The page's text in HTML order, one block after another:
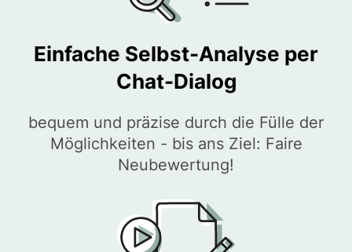
Einfache Selbst-Analyse per
Chat-Dialog
bequem und präzise durch die Fülle der
Möglichkeiten - bis ans Ziel: Faire
Neubewertung!